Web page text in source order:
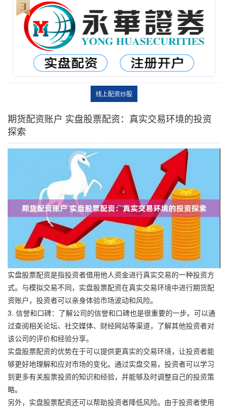
线上配资炒股
期货配资账户 实盘股票配资：真实交易环境的投资
探索
实盘股票配资是指投资者借用他人资金进行真实交易的一种投资方
式。与模拟交易不同，实盘股票配资在真实交易环境中进行期货配
资账户，投资者可以亲身体验市场波动和风险。
3. 信誉和口碑：了解公司的信誉和口碑也是很重要的一步。可以通
过查阅相关论坛、社交媒体、财经网站等渠道，了解其他投资者对
该公司的评价和经验分享。
实盘股票配资的优势在于可以提供更真实的交易环境，让投资者能
够更好地理解和应对市场的变化。通过实盘交易，投资者可以学习
到更多有关股票投资的知识和经验，并能够及时调整自己的投资策
略。
另外，实盘股票配资还可以帮助投资者降低风险。由于投资者使用